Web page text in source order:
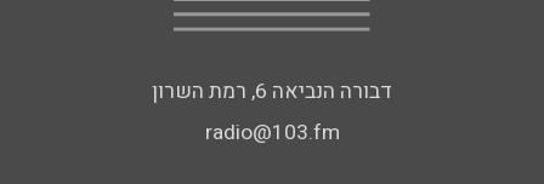
דבורה הנביאה 6, רמת השרון
radio@103.fm